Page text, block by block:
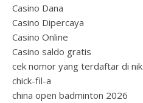
Casino Dana
Casino Dipercaya
Casino Online
Casino saldo gratis
cek nomor yang terdaftar di nik
chick-fil-a
china open badminton 2026